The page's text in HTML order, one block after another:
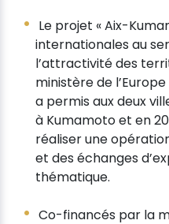
Le projet « Aix-
internationales au
l’attractivité des
ministère de
a permis aux deux
à Kumamoto et en
réaliser une
et des échanges
thématique.
Co-financés par la